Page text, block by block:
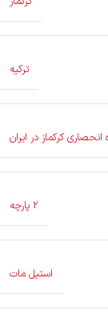
ترکیه
2 پارچه
استیل مات